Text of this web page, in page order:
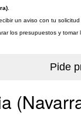
un aviso con tu
los presupuestos y tomar